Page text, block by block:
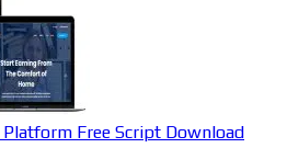
Platform Free Script Download